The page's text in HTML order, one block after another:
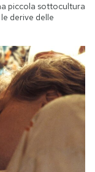
piccola sottocultura
derive delle